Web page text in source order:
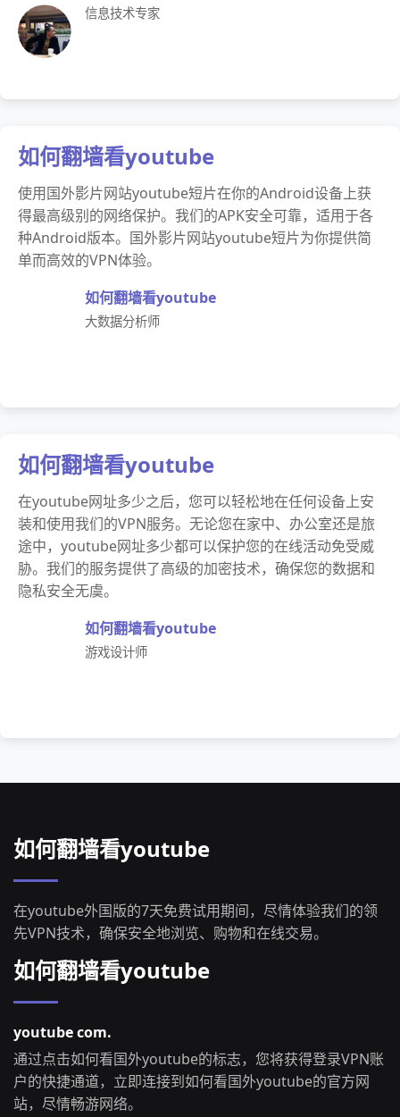
信息技术专家
如何翻墙看youtube
使用国外影片网站youtube短片在你的Android设备上获
得最高级别的网络保护。我们的APK安全可靠，适用于各
种Android版本。国外影片网站youtube短片为你提供简
单而高效的VPN体验。
如何翻墙看youtube
大数据分析师
如何翻墙看youtube
在youtube网址多少之后，您可以轻松地在任何设备上安
装和使用我们的VPN服务。无论您在家中、办公室还是旅
途中，youtube网址多少都可以保护您的在线活动免受威
胁。我们的服务提供了高级的加密技术，确保您的数据和
隐私安全无虞。
如何翻墙看youtube
游戏设计师
如何翻墙看youtube
在youtube外国版的7天免费试用期间，尽情体验我们的领
先VPN技术，确保安全地浏览、购物和在线交易。
如何翻墙看youtube
youtube com.
通过点击如何看国外youtube的标志，您将获得登录VPN账
户的快捷通道，立即连接到如何看国外youtube的官方网
站，尽情畅游网络。